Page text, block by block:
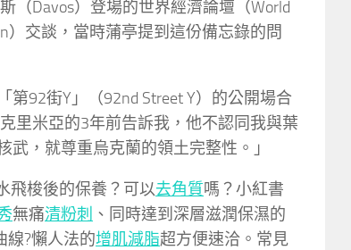
（Davos）登場的世界經濟論壇（World
）交談，當時蒲亭提到這份備忘錄的問
92街Y」（92nd Street Y）的公開場合
里米亞的3年前告訴我，他不認同我與葉
，就尊重烏克蘭的領土完整性。」
飛梭後的保養？可以去角質嗎？小紅書
無痛清粉刺 、同時達到深層滋潤保濕的
線?懶人法的增肌減脂超方便速洽。常見